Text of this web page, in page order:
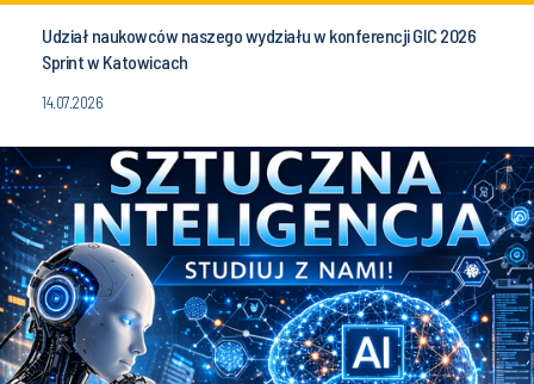
Udział naukowców naszego wydziału w konferencji GIC 2026
Sprint w Katowicach
14.07.2026